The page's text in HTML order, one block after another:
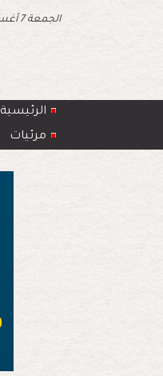
الجمعة 7 أغسطس
الرئيسية
مرئيات